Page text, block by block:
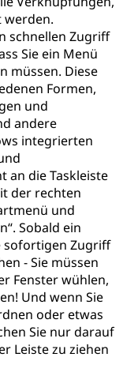
werden.
schnellen Zugriff
Sie ein Menü
müssen. Diese
Formen,
und
andere
integrierten
an die Taskleiste
der rechten
und
Sobald ein
sofortigen Zugriff
- Sie müssen
Fenster wühlen,
Und wenn Sie
oder etwas
Sie nur darauf
Leiste zu ziehen